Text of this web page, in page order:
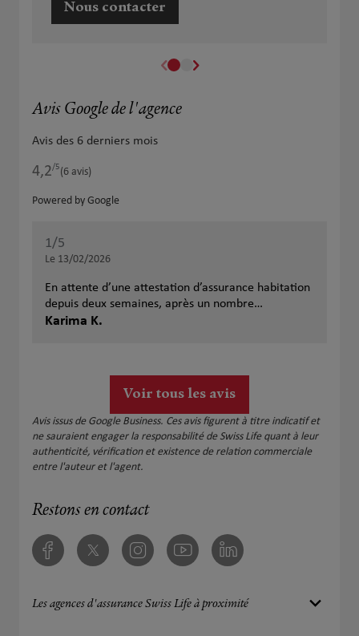
Nous contacter
Avis Google de l'agence
Avis des 6 derniers mois
4,2/5Note de 4.2 sur 5
(6 avis)
Powered by Google
1/5
Le 13/02/2026
En attente d’une attestation d’assurance habitation
depuis deux semaines, après un nombre
incalculable de relances par mails et appels. Ce
Karima K.
Voir tous les avis
Avis issus de Google Business. Ces avis figurent à titre indicatif et
ne sauraient engager la responsabilité de Swiss Life quant à leur
authenticité, vérification et existence de relation commerciale
entre l'auteur et l'agent.
Restons en contact
FacebookTwitter InstagramYoutube Linkedin
Les agences d'assurance Swiss Life à proximité